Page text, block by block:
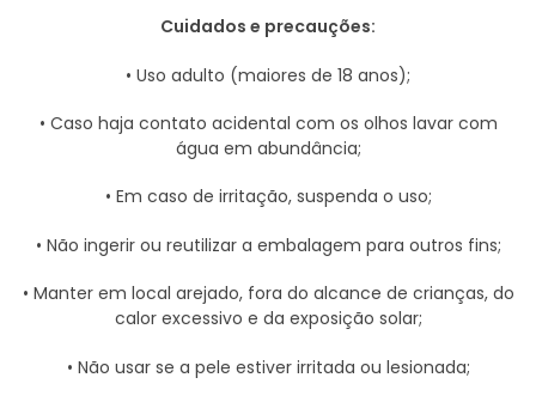
Cuidados e precauções:
• Uso adulto (maiores de 18 anos);
• Caso haja contato acidental com os olhos lavar com
água em abundância;
• Em caso de irritação, suspenda o uso;
• Não ingerir ou reutilizar a embalagem para outros fins;
• Manter em local arejado, fora do alcance de crianças, do
calor excessivo e da exposição solar;
• Não usar se a pele estiver irritada ou lesionada;